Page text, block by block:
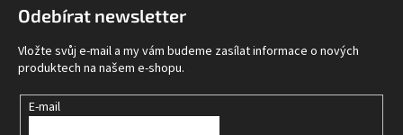
Odebírat newsletter
Vložte svůj e-mail a my vám budeme zasílat informace o nových
produktech na našem e-shopu.
E-mail